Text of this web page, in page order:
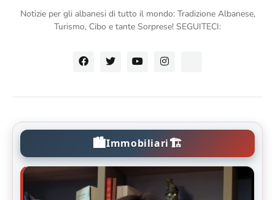
Notizie per gli albanesi di tutto il mondo: Tradizione Albanese,
Turismo, Cibo e tante Sorprese! SEGUITECI:
🏙️Immobiliari🏗️